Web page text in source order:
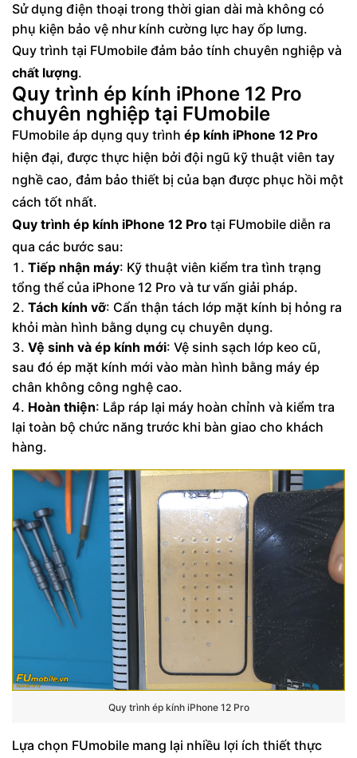
Sử dụng điện thoại trong thời gian dài mà không có
phụ kiện bảo vệ như kính cường lực hay ốp lưng.
Quy trình tại FUmobile đảm bảo tính chuyên nghiệp và
chất lượng.
Quy trình ép kính iPhone 12 Pro
chuyên nghiệp tại FUmobile
FUmobile áp dụng quy trình ép kính iPhone 12 Pro
hiện đại, được thực hiện bởi đội ngũ kỹ thuật viên tay
nghề cao, đảm bảo thiết bị của bạn được phục hồi một
cách tốt nhất.
Quy trình ép kính iPhone 12 Pro tại FUmobile diễn ra
qua các bước sau:
Tiếp nhận máy: Kỹ thuật viên kiểm tra tình trạng
tổng thể của iPhone 12 Pro và tư vấn giải pháp.
Tách kính vỡ: Cẩn thận tách lớp mặt kính bị hỏng ra
khỏi màn hình bằng dụng cụ chuyên dụng.
Vệ sinh và ép kính mới: Vệ sinh sạch lớp keo cũ,
sau đó ép mặt kính mới vào màn hình bằng máy ép
chân không công nghệ cao.
Hoàn thiện: Lắp ráp lại máy hoàn chỉnh và kiểm tra
lại toàn bộ chức năng trước khi bàn giao cho khách
hàng.
Quy trình ép kính iPhone 12 Pro
Lựa chọn FUmobile mang lại nhiều lợi ích thiết thực